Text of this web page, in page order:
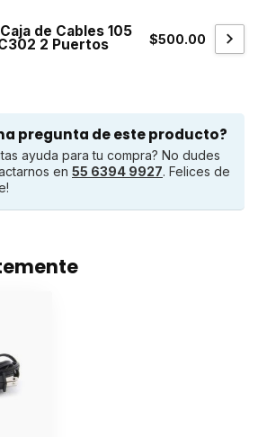
de Cables 105
2 Puertos $500.00
pregunta de este producto?
ayuda para tu compra? No dudes
en 55 6394 9927. Felices de